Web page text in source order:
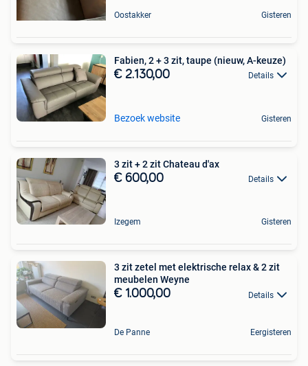
Oostakker Gisteren
Fabien, 2 + 3 zit, taupe (nieuw, A-keuze)
€ 2.130,00 Details
Bezoek website Gisteren
3 zit + 2 zit Chateau d'ax
€ 600,00 Details
Izegem Gisteren
3 zit zetel met elektrische relax & 2 zit
meubelen Weyne
€ 1.000,00 Details
De Panne Eergisteren